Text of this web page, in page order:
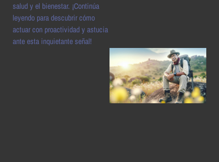
salud y el bienestar. ¡Continúa
leyendo para descubrir cómo
actuar con proactividad y astucia
ante esta inquietante señal!